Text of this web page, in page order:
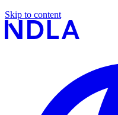
Skip to content